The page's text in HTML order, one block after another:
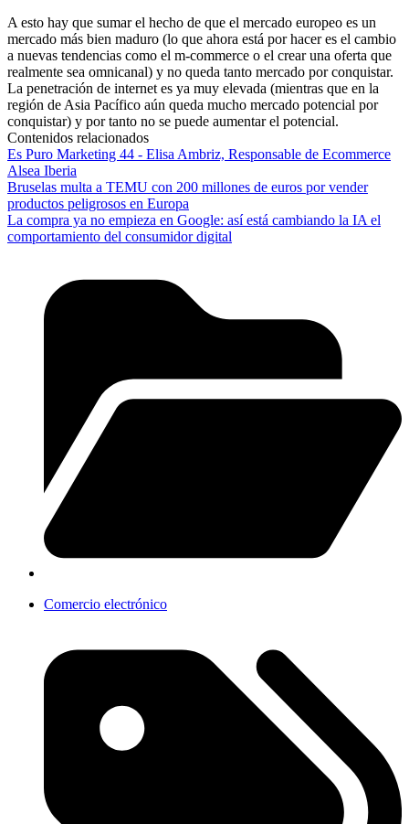
A esto hay que sumar el hecho de que el mercado europeo es un
mercado más bien maduro (lo que ahora está por hacer es el cambio
a nuevas tendencias como el m-commerce o el crear una oferta que
realmente sea omnicanal) y no queda tanto mercado por conquistar.
La penetración de internet es ya muy elevada (mientras que en la
región de Asia Pacífico aún queda mucho mercado potencial por
conquistar) y por tanto no se puede aumentar el potencial.
Contenidos relacionados
Es Puro Marketing 44 - Elisa Ambriz, Responsable de Ecommerce
Alsea Iberia
Bruselas multa a TEMU con 200 millones de euros por vender
productos peligrosos en Europa
La compra ya no empieza en Google: así está cambiando la IA el
comportamiento del consumidor digital
Comercio electrónico